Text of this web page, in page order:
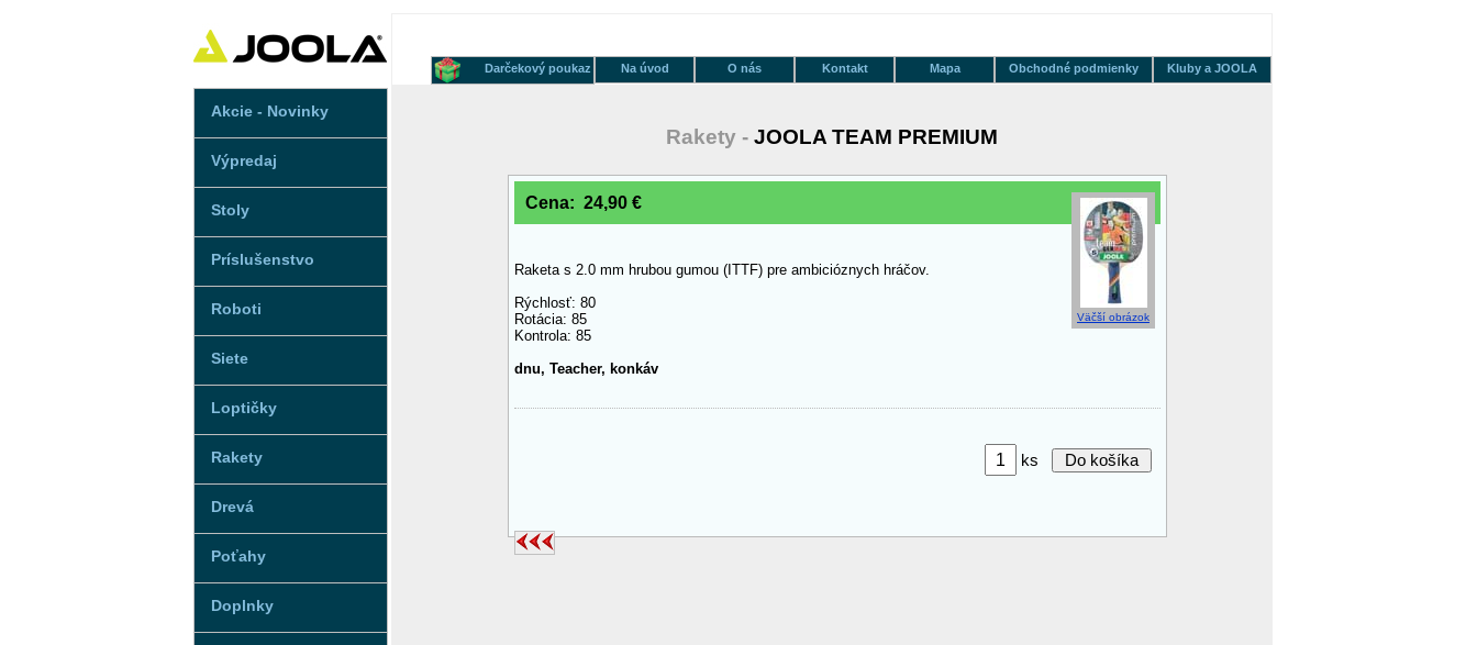
Akcie - Novinky
Výpredaj
Stoly
Príslušenstvo
Roboti
Siete
Loptičky
Rakety
Drevá
Poťahy
Doplnky
Kluby a JOOLA
Obchodné podmienky
Mapa
Kontakt
O nás
Na úvod
Darčekový poukaz
Rakety - JOOLA TEAM PREMIUM
Väčší obrázok
Cena: 24,90 €
Raketa s 2.0 mm hrubou gumou (ITTF) pre ambicióznych hráčov.
Rýchlosť: 80
Rotácia: 85
Kontrola: 85
dnu, Teacher, konkáv
ks